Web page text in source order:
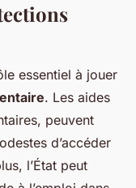
essentiel à jouer
. Les aides
peuvent
d’accéder
l’État peut